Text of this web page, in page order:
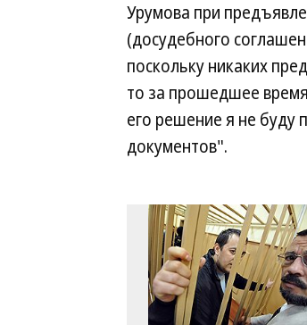
Урумова при
(досудебного
поскольку никаких
то за прошедшее
его решение я не буду
документов".